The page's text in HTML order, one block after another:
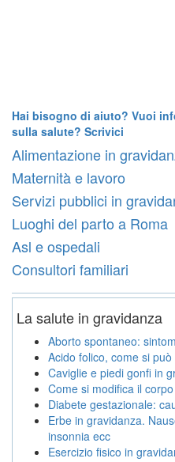
Hai bisogno di aiuto? Vuoi
sulla salute? Scrivici
Alimentazione in
Maternità e lavoro
Servizi pubblici in
Luoghi del parto a Roma
Asl e ospedali
Consultori familiari
La salute in gravidanza
Aborto spontaneo:
Acido folico, come si
Caviglie e piedi gonfi in
Come si modifica il
Diabete gestazionale:
Erbe in gravidanza.
insonnia ecc
Esercizio fisico in